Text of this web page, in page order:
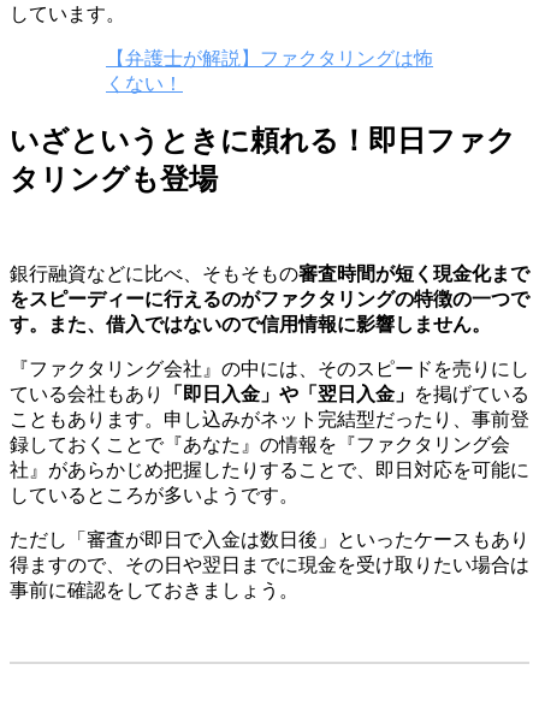
しています。
【弁護士が解説】ファクタリングは怖
くない！
いざというときに頼れる！即日ファク
タリングも登場
銀行融資などに比べ、そもそもの審査時間が短く現金化まで
をスピーディーに行えるのがファクタリングの特徴の一つで
す。また、借入ではないので信用情報に影響しません。
『ファクタリング会社』の中には、そのスピードを売りにし
ている会社もあり
「即日入金」や「翌日入金」 を掲げている
こともあります。申し込みがネット完結型だったり、事前登
録しておくことで『あなた』の情報を『ファクタリング会
社』があらかじめ把握したりすることで、即日対応を可能に
しているところが多いようです。
ただし「審査が即日で入金は数日後」といったケースもあり
得ますので、その日や翌日までに現金を受け取りたい場合は
事前に確認をしておきましょう。